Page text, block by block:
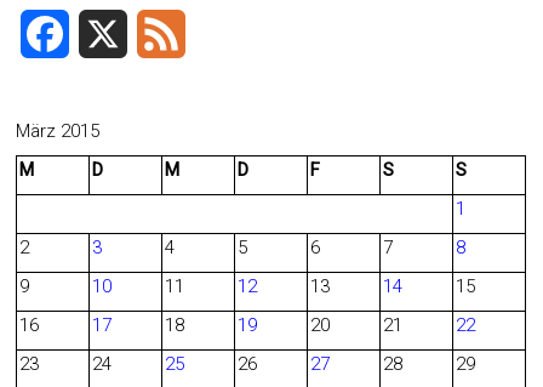
ok
c
b
o
März 2015
M
D M D F S
S
1
2
3 4 5 6 7
8
9
10 11 12 13 14
15
16
17 18 19 20 21
22
23
24 25 26 27 28
29